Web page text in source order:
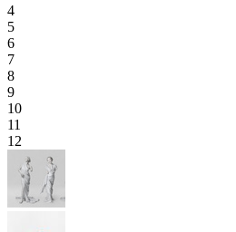
4
5
6
7
8
9
10
11
12